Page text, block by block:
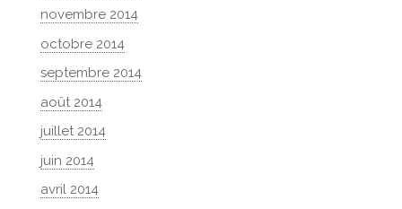
novembre 2014
octobre 2014
septembre 2014
août 2014
juillet 2014
juin 2014
avril 2014